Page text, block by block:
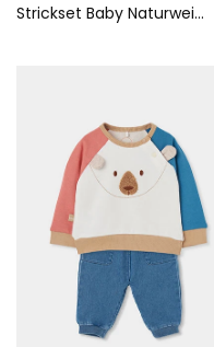
Strickset Baby Naturweiß mit Waldtier-Aufdruck